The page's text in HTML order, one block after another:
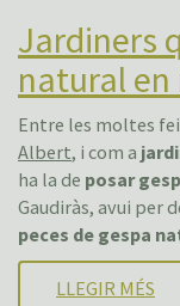
Jardiners
natural
Entre les moltes
Albert, i com a
ha la de posar
Gaudiràs, avui per
peces de gespa
LLEGIR MÉS